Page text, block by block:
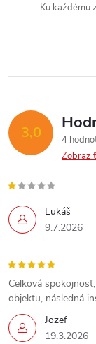
i
p
r
v
k
y
v
ý
p
Ku každému
3,0
4
Lukáš
9.7.2026
Jozef
19.3.2026
Celková
objektu, následná